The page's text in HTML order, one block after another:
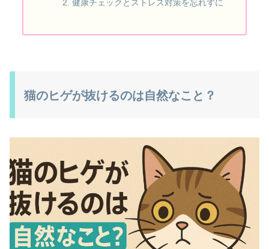
健康チェックとストレス対策を忘れずに
猫のヒゲが抜けるのは自然なこと？